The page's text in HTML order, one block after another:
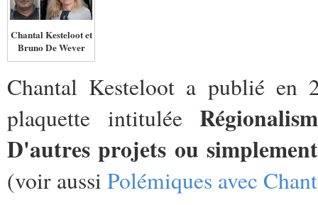
Chantal Kesteloot et
Bruno De Wever
Chantal Kesteloot a publié
plaquette intitulée
D'autres projets ou
(voir aussi Polémiques avec